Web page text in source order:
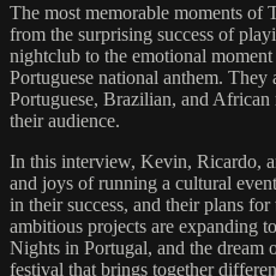
The most memorable moments of
from the surprising success of
nightclub to the emotional
Portuguese national anthem.
Portuguese, Brazilian, and African
their audience.
In this interview, Kevin, Ricardo,
and joys of running a cultural
in their success, and their plans
ambitious projects are expanding
Nights in Portugal, and the dream
festival that brings together